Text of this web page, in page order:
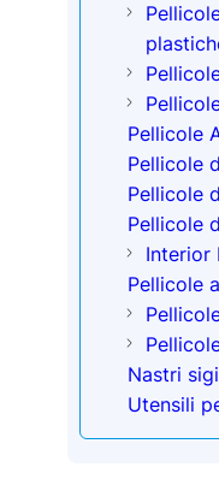
Pellicole
Pellicole
Pellicole
Pellicole
Interior
Pellicole
Nastri
Utensili